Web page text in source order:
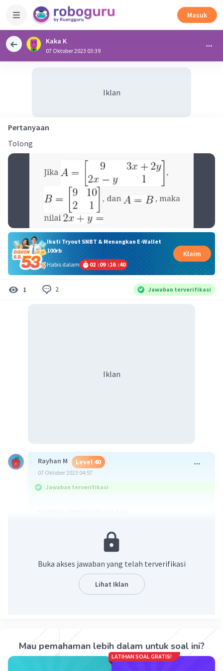
Masuk
Kaka K
07 Oktober 2023 03:39
Iklan
Pertanyaan
Tolong
Ikuti Tryout SNBT & Menangkan E-Wallet
100rb
Habis dalam
02 :09 :16 :40
Klaim
1 2 Jawaban terverifikasi
Iklan
Rayhan M Level 40
07 Oktober 2023 04:57
Jawaban terverifikasi
Community Level 72
Buka akses jawaban yang telah terverifikasi
Lihat Iklan
Mau pemahaman lebih dalam untuk soal ini?
LATIHAN SOAL GRATIS!